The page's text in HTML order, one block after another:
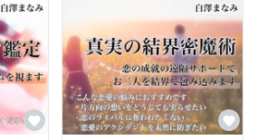
術をしていると、
原因が、前世の影響や霊障である事
ました。
なる方法をアドバイスさせて頂きま